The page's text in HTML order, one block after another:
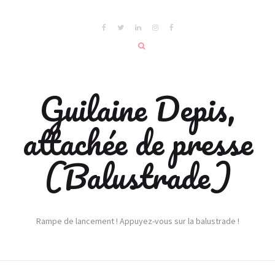
Guilaine Depis,
attachée de presse
(Balustrade)
Rampe de lancement ! Appuyez-vous sur la balustrade !